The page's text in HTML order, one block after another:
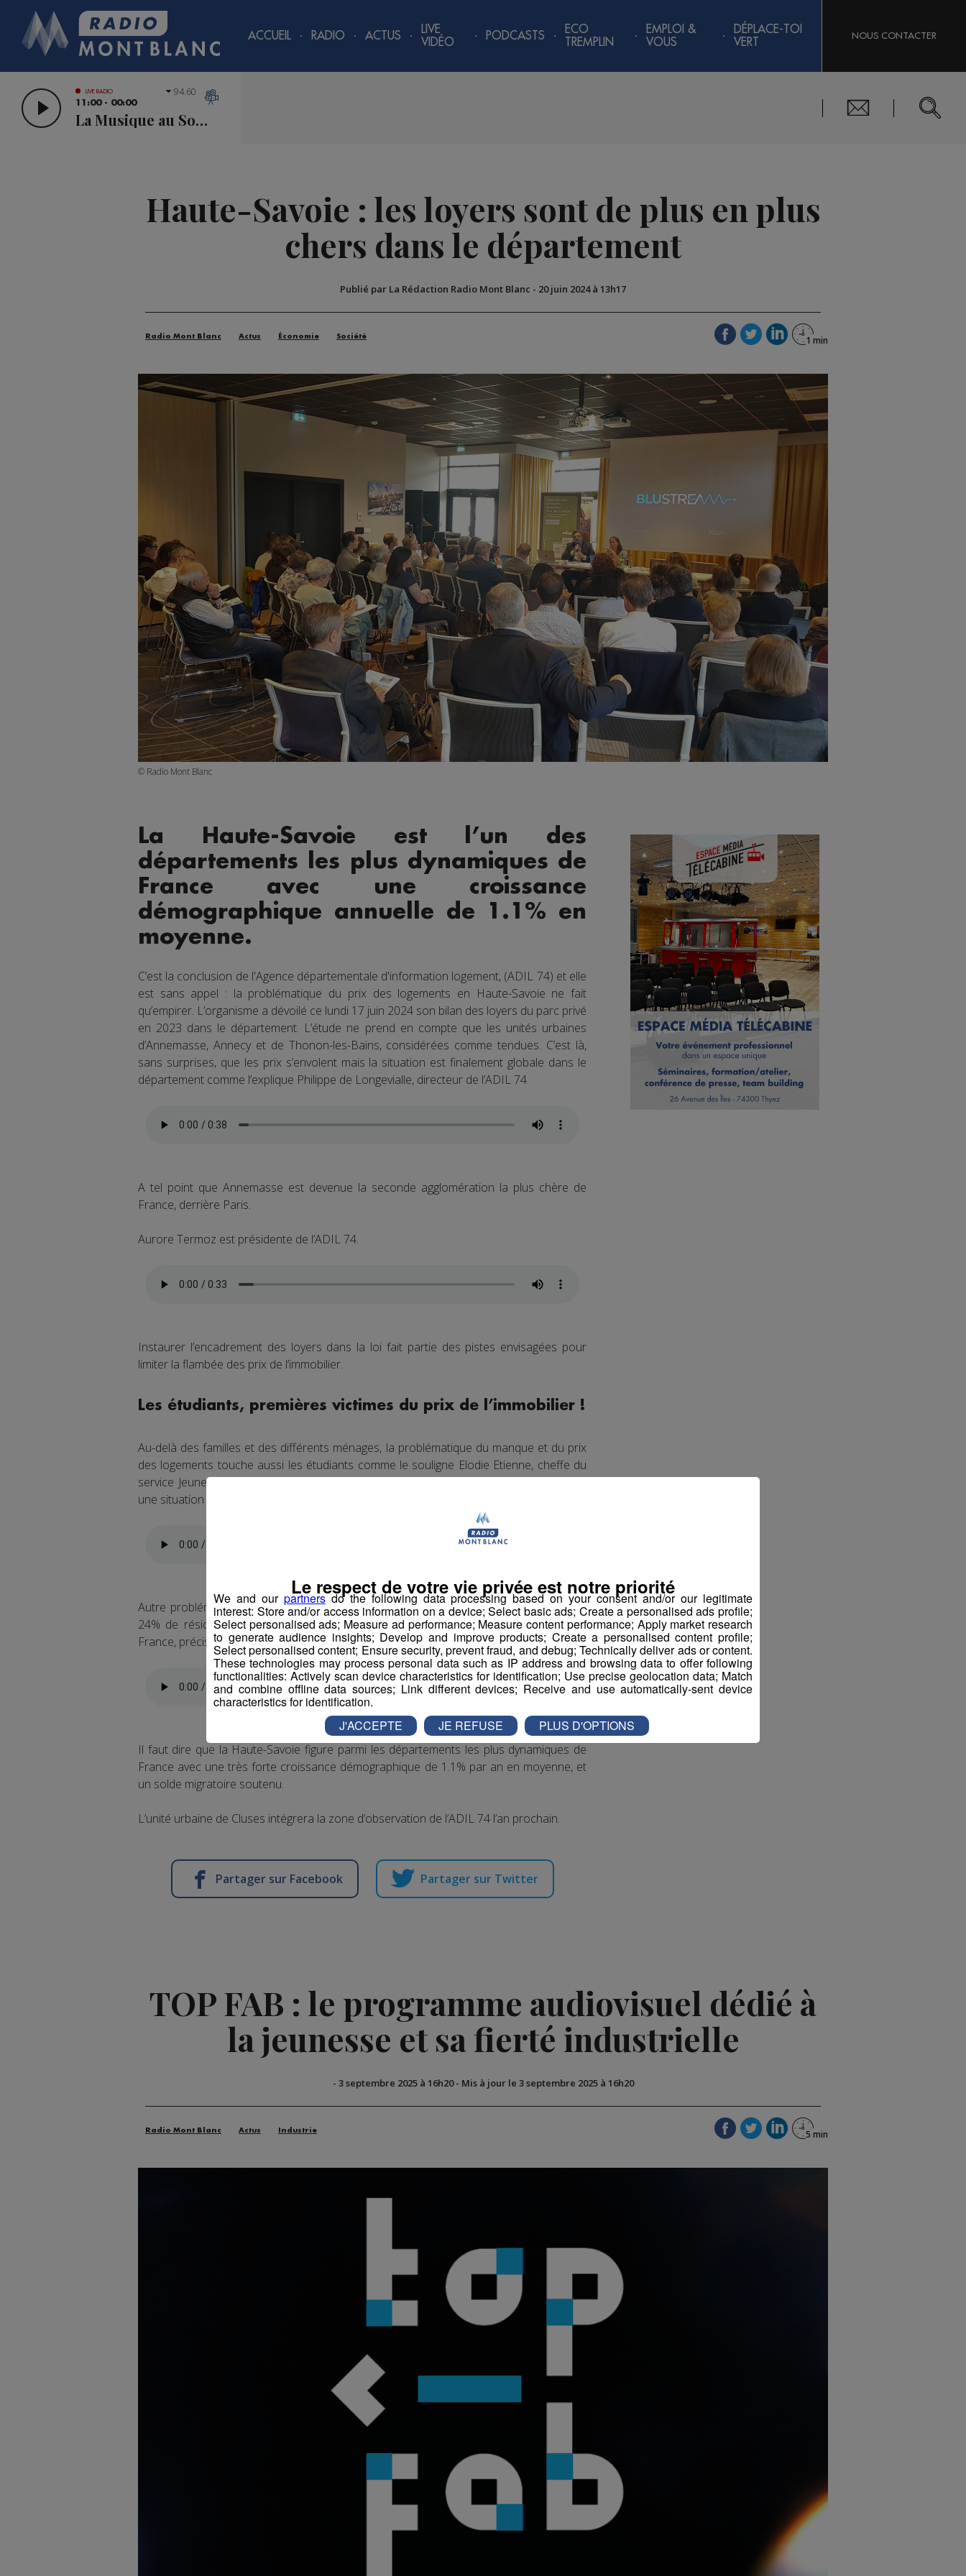
ACCUEIL RADIO ACTUS
LIVE
VIDÉO
PODCASTS
ECO
TREMPLIN
EMPLOI &
VOUS
DÉPLACE-TOI
VERT
NOUS CONTACTER
LIVE RADIO
11:00 - 00:00
La Musique au Sommet
94.60
Haute-Savoie : les loyers sont de plus en plus
chers dans le département
Publié par La Rédaction Radio Mont Blanc - 20 juin 2024 à 13h17
Radio Mont Blanc Actus Économie Société
© Radio Mont Blanc
La Haute-Savoie est l’un des
départements les plus dynamiques de
France avec une croissance
démographique annuelle de 1.1% en
moyenne.
C’est la conclusion de l'Agence départementale d'information logement, (ADIL 74) et elle
est sans appel : la problématique du prix des logements en Haute-Savoie ne fait
qu’empirer. L’organisme a dévoilé ce lundi 17 juin 2024 son bilan des loyers du parc privé
en 2023 dans le département. L’étude ne prend en compte que les unités urbaines
d’Annemasse, Annecy et de Thonon-les-Bains, considérées comme tendues. C’est là,
sans surprises, que les prix s’envolent mais la situation est finalement globale dans le
département comme l’explique Philippe de Longevialle, directeur de l’ADIL 74.
A tel point que Annemasse est devenue la seconde agglomération la plus chère de
France, derrière Paris.
Aurore Termoz est présidente de l’ADIL 74.
Instaurer l’encadrement des loyers dans la loi fait partie des pistes envisagées pour
limiter la flambée des prix de l’immobilier.
Les étudiants, premières victimes du prix de l’immobilier !
Au-delà des familles et des différents ménages, la problématique du manque et du prix
des logements touche aussi les étudiants comme le souligne Elodie Etienne, cheffe du
service Jeunesse et animation socioculturelle à la mairie d’Annecy, qui pointe du doigt
une situation alarmante alors qu'Annecy compte environ 10 000 étudiants.
Autre problématique qui encombre notamment le manque de logements : un taux de
24% de résidences secondaires dans le département, l’un des taux les + élevés de
France, précise Philippe de Longevialle.
Il faut dire que la Haute-Savoie figure parmi les départements les plus dynamiques de
France avec une très forte croissance démographique de 1.1% par an en moyenne, et
un solde migratoire soutenu.
L’unité urbaine de Cluses intégrera la zone d’observation de l’ADIL 74 l’an prochain.
Partager sur Facebook Partager sur Twitter
TOP FAB : le programme audiovisuel dédié à
la jeunesse et sa fierté industrielle
- 3 septembre 2025 à 16h20- Mis à jour le 3 septembre 2025 à 16h20
Radio Mont Blanc Actus Industrie
We and our partnersdo the following data processing based on your consent and/or our legitimate
interest: Store and/or access information on a device; Select basic ads; Create a personalised ads profile;
Select personalised ads; Measure ad performance; Measure content performance; Apply market research
to generate audience insights; Develop and improve products; Create a personalised content profile;
Select personalised content; Ensure security, prevent fraud, and debug; Technically deliver ads or content.
These technologies may process personal data such as IP address and browsing data to offer following
functionalities: Actively scan device characteristics for identification; Use precise geolocation data; Match
and combine offline data sources; Link different devices; Receive and use automatically-sent device
characteristics for identification.
Le respect de votre vie privée est notre priorité
J'ACCEPTE JE REFUSE PLUS D'OPTIONS